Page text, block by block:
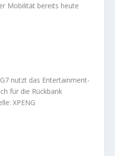
Mobilität bereits heute
nutzt das Entertainment-
für die Rückbank
XPENG